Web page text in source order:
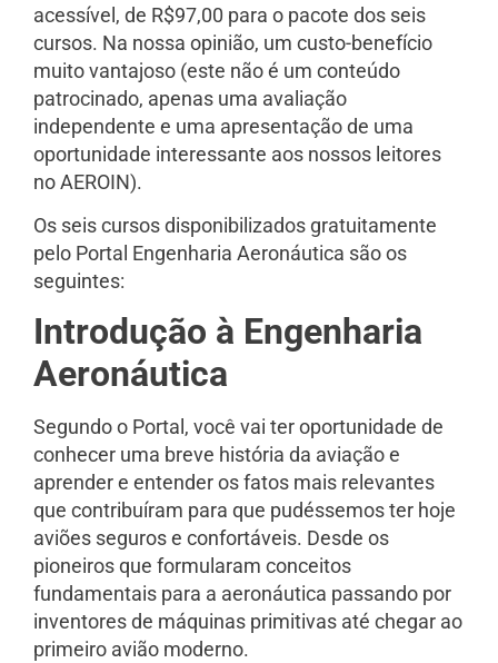
acessível, de R$97,00 para o pacote dos seis
cursos. Na nossa opinião, um custo-benefício
muito vantajoso (este não é um conteúdo
patrocinado, apenas uma avaliação
independente e uma apresentação de uma
oportunidade interessante aos nossos leitores
no AEROIN).
Os seis cursos disponibilizados gratuitamente
pelo Portal Engenharia Aeronáutica são os
seguintes:
Introdução à Engenharia
Aeronáutica
Segundo o Portal, você vai ter oportunidade de
conhecer uma breve história da aviação e
aprender e entender os fatos mais relevantes
que contribuíram para que pudéssemos ter hoje
aviões seguros e confortáveis. Desde os
pioneiros que formularam conceitos
fundamentais para a aeronáutica passando por
inventores de máquinas primitivas até chegar ao
primeiro avião moderno.